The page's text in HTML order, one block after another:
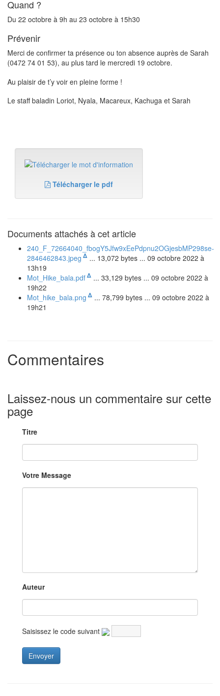
Quand ?
Du 22 octobre à 9h au 23 octobre à 15h30
Prévenir
Merci de confirmer ta présence ou ton absence auprès de Sarah
(0472 74 01 53), au plus tard le mercredi 19 octobre.
Au plaisir de t’y voir en pleine forme !
Le staff baladin Loriot, Nyala, Macareux, Kachuga et Sarah
Télécharger le pdf
Documents attachés à cet article
240_F_72664040_fbogY5Jfw9xEePdpnu2OGjesbMP298se-
2846462843.jpeg Δ ... 13,072 bytes ... 09 octobre 2022 à
13h19
Mot_Hike_bala.pdfΔ ... 33,129 bytes ... 09 octobre 2022 à
19h22
Mot_hike_bala.png Δ ... 78,799 bytes ... 09 octobre 2022 à
19h21
Commentaires
Laissez-nous un commentaire sur cette
page
Titre
Votre Message
Auteur
Saisissez le code suivant